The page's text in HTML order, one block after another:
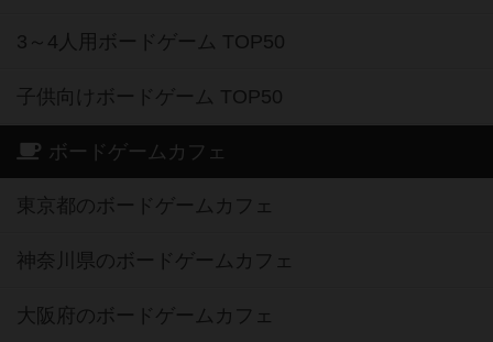
3～4人用ボードゲーム TOP50
子供向けボードゲーム TOP50
ボードゲームカフェ
東京都のボードゲームカフェ
神奈川県のボードゲームカフェ
大阪府のボードゲームカフェ